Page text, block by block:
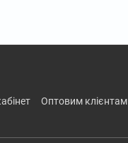
оптовим клієнтам